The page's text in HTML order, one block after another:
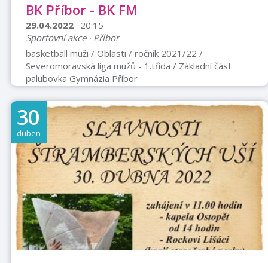
BK Příbor - BK FM
29.04.2022 · 20:15
Sportovní akce · Příbor
basketball muži / Oblasti / ročník 2021/22 /
Severomoravská liga mužů - 1.třída / Základní část
palubovka Gymnázia Příbor
30
duben